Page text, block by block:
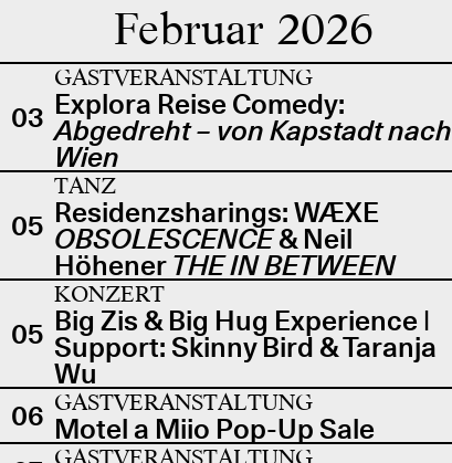
Februar 2026
03
GASTVERANSTALTUNG
Explora Reise Comedy:
Abgedreht – von Kapstadt nach
Wien
05
TANZ
Residenzsharings: WÆXE
OBSOLESCENCE& Neil
Höhener THE IN BETWEEN
05
KONZERT
Big Zis & Big Hug Experience |
Support: Skinny Bird & Taranja
Wu
06 GASTVERANSTALTUNG
Motel a Miio Pop-Up Sale
GASTVERANSTALTUNG